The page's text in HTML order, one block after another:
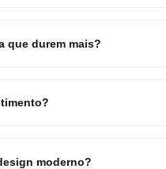
que durem mais?
moderno?